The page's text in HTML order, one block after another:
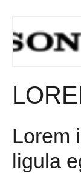
Lorem
ligula